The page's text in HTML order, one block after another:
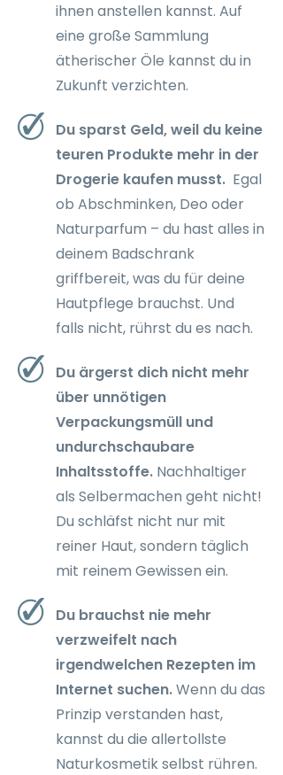
ihnen anstellen kannst. Auf
eine große Sammlung
ätherischer Öle kannst du in
Zukunft verzichten.
Du sparst Geld, weil du keine
teuren Produkte mehr in der
Drogerie kaufen musst. Egal
ob Abschminken, Deo oder
Naturparfum – du hast alles in
deinem Badschrank
griffbereit, was du für deine
Hautpflege brauchst. Und
falls nicht, rührst du es nach.
Du ärgerst dich nicht mehr
über unnötigen
Verpackungsmüll und
undurchschaubare
Inhaltsstoffe. Nachhaltiger
als Selbermachen geht nicht!
Du schläfst nicht nur mit
reiner Haut, sondern täglich
mit reinem Gewissen ein.
Du brauchst nie mehr
verzweifelt nach
irgendwelchen Rezepten im
Internet suchen.Wenn du das
Prinzip verstanden hast,
kannst du die allertollste
Naturkosmetik selbst rühren.